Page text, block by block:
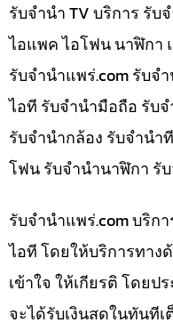
รับจำนำ TV บริการ รั
ไอแพค ไอโฟน นาฬิกา
รับจํานําแพร่.com รับจ
ไอที รับจำนำมือถือ รับ
รับจำนำกล้อง รับจำนำ
โฟน รับจำนำนาฬิกา รั
รับจํานําแพร่.com บริก
ไอที โดยให้บริการทาง
เข้าใจ ให้เกียรติ โดยป
จะได้รับเงินสดในทันที